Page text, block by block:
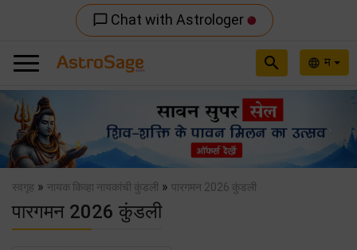
chat_bubble_outline Chat with Astrologer
language म
search
Previous
स्वगृह » नायक किव्हा नायकांची कुंडली » पारगमन 2026 कुंडली
पारगमन 2026 कुंडली